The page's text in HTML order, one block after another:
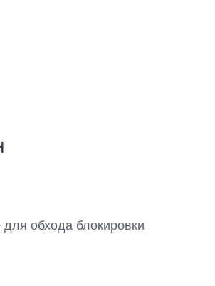
обхода блокировки